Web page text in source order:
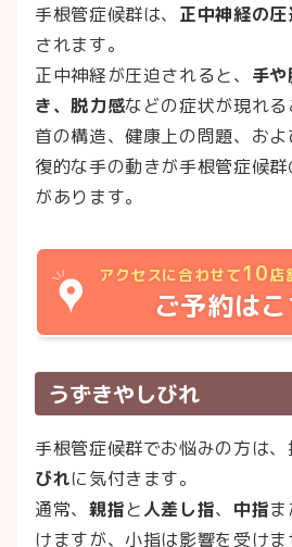
手根管症候群は、 正中神経の圧
されます。
正中神経が圧迫されると、 手
き、脱力感などの症状が現れ
首の構造、健康上の問題、お
復的な手の動きが手根管症候
があります。
アクセスに合わせて10店
ご予約は
うずきやしびれ
手根管症候群でお悩みの方は
びれに気付きます。
通常、 親指と人差し指、 中指
けますが、小指は影響を受け